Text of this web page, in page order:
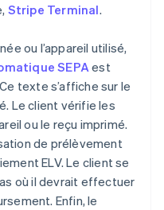
Stripe Terminal.
ou l’appareil utilisé,
SEPAest
texte s’affiche sur le
Le client vérifie les
ou le reçu imprimé.
de prélèvement
ELV. Le client se
où il devrait effectuer
Enfin, le